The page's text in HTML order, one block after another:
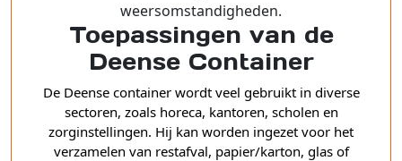
weersomstandigheden.
Toepassingen van de
Deense Container
De Deense container wordt veel gebruikt in diverse
sectoren, zoals horeca, kantoren, scholen en
zorginstellingen. Hij kan worden ingezet voor het
verzamelen van restafval, papier/karton, glas of